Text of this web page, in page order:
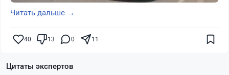
Читать дальше →
40 13 0 11
Цитаты экспертов